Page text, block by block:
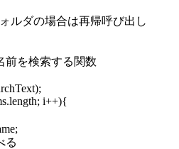
ルダの場合は再帰呼び出し
前を検索する関数
i++){
る